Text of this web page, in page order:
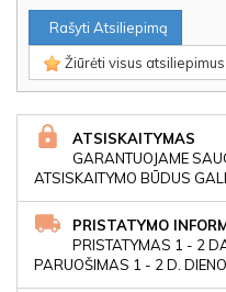
Rašyti Atsiliepimą
Žiūrėti visus atsiliepimus
ATSISKAITYMAS
GARANTUOJAME
ATSISKAITYMO BŪDUS
PRISTATYMO
PRISTATYMAS 1 - 2
PARUOŠIMAS 1 - 2 D.